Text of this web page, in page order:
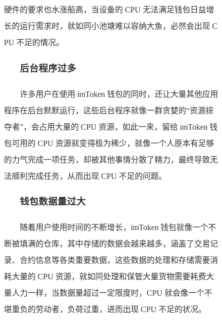
硬件的要求也水涨船高，当设备的 CPU 无法满足钱包日益增
长的运行需求时，就如同小池塘难以容纳大鱼，必然会出现 C
PU 不足的情况。
后台程序过多
许多用户在使用 imToken 钱包的同时，还让大量其他应用
程序在后台默默运行，这些后台程序就像一群贪婪的“资源掠
夺者”，会占用大量的 CPU 资源，如此一来，留给 imToken 钱
包可用的 CPU 资源就变得极为稀少，就像一个人原本有足够
的力气完成一项任务，却被其他事情分散了精力，最终导致无
法顺利完成任务，从而出现 CPU 不足的问题。
钱包数据量过大
随着用户使用时间的不断增长，imToken 钱包就像一个不
断被填满的仓库，其中存储的数据会越来越多，涵盖了交易记
录、合约信息等各类重要数据，这些数据的处理和存储需要消
耗大量的 CPU 资源，就如同处理和保管大量货物需要耗费大
量人力一样，当数据量超过一定限度时，CPU 就会像一个不
堪重负的劳动者，负荷过重，进而出现 CPU 不足的状况。